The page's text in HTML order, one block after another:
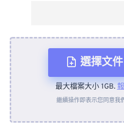
選擇文件
來自裝置
最大檔案大小 1GB.
繼續操作即表示您同意我